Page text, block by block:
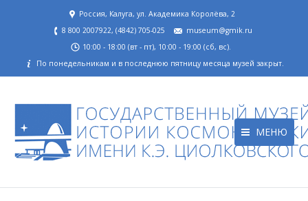
Россия, Калуга, ул. Академика Королёва, 2
8 800 2007922, (4842) 705-025
museum@gmik.ru
10:00 - 18:00 (вт - пт), 10:00 - 19:00 (сб, вс).
По понедельникам и в последнюю пятницу месяца музей закрыт.
МЕНЮ